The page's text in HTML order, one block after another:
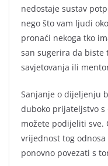
nedostaje sustav
nego što vam ljudi
pronaći nekoga tko
san sugerira da
savjetovanja ili
Sanjanje o dijeljenju
duboko prijateljstvo s
možete podijeliti sve.
vrijednost tog
ponovno povezati s